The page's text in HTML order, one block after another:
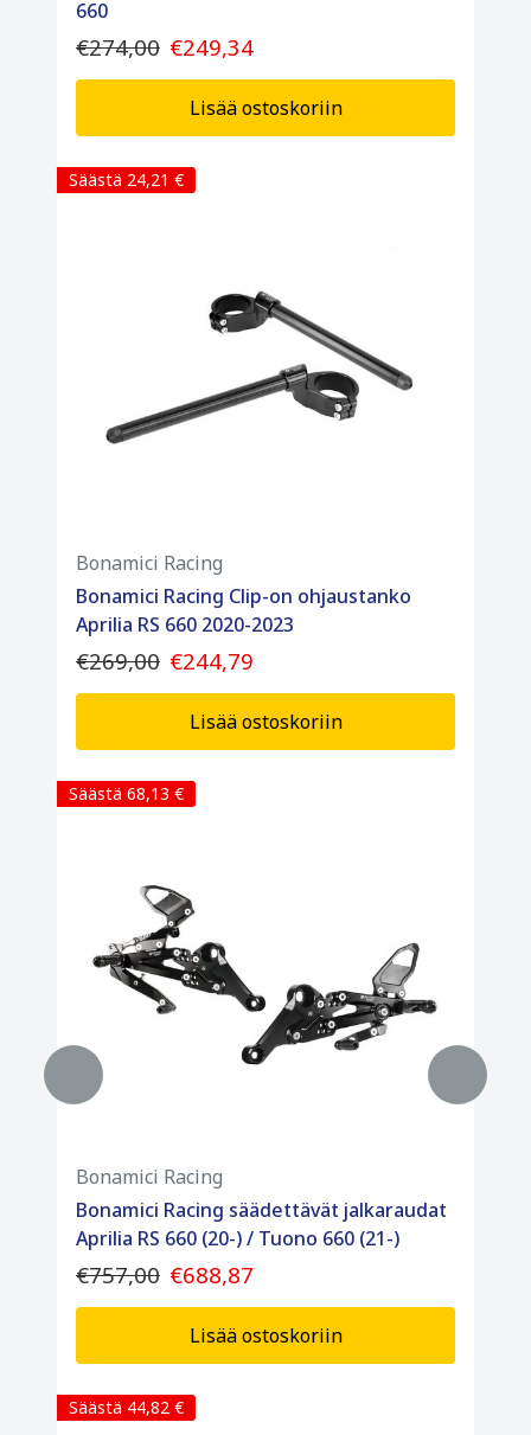
660
€274,00 €249,34
Lisää ostoskoriin
Säästä 24,21 €
Bonamici Racing
Bonamici Racing Clip-on ohjaustanko
Aprilia RS 660 2020-2023
€269,00 €244,79
Lisää ostoskoriin
Säästä 68,13 €
Bonamici Racing
Bonamici Racing säädettävät jalkaraudat
Aprilia RS 660 (20-) / Tuono 660 (21-)
€757,00 €688,87
Lisää ostoskoriin
Säästä 44,82 €